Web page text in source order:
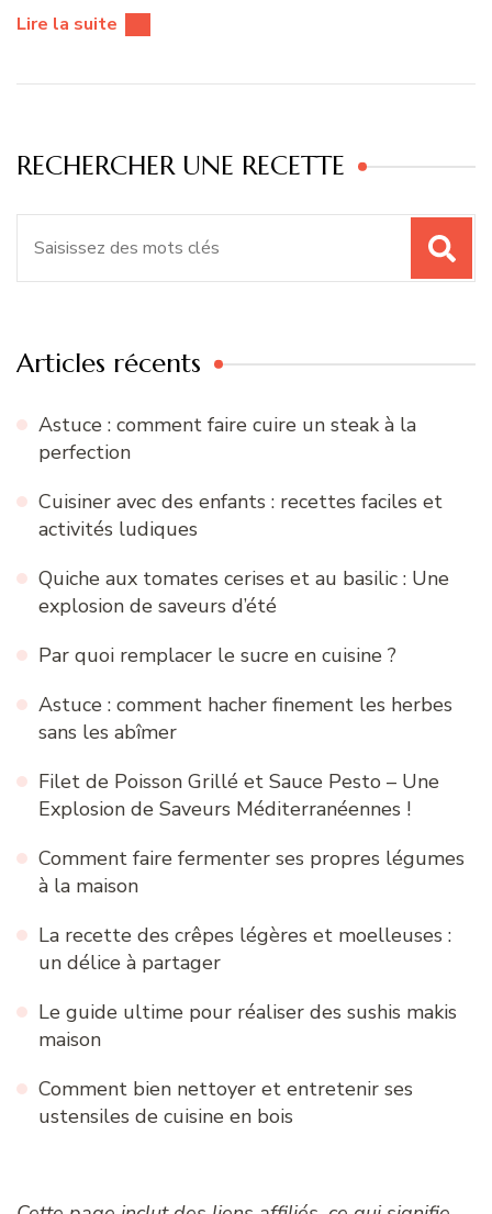
Lire la suite
RECHERCHER UNE RECETTE
Articles récents
Astuce : comment faire cuire un steak à la
perfection
Cuisiner avec des enfants : recettes faciles et
activités ludiques
Quiche aux tomates cerises et au basilic : Une
explosion de saveurs d’été
Par quoi remplacer le sucre en cuisine ?
Astuce : comment hacher finement les herbes
sans les abîmer
Filet de Poisson Grillé et Sauce Pesto – Une
Explosion de Saveurs Méditerranéennes !
Comment faire fermenter ses propres légumes
à la maison
La recette des crêpes légères et moelleuses :
un délice à partager
Le guide ultime pour réaliser des sushis makis
maison
Comment bien nettoyer et entretenir ses
ustensiles de cuisine en bois